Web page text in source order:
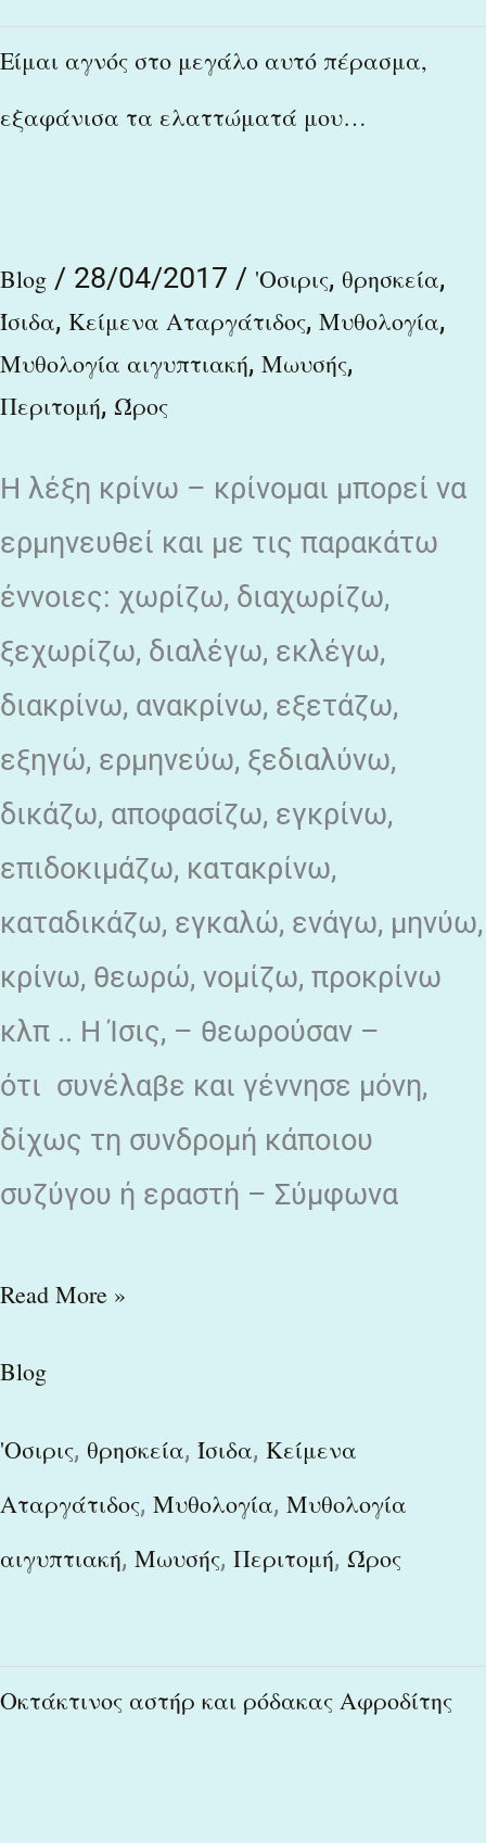
Είμαι αγνός στο μεγάλο αυτό πέρασμα,
εξαφάνισα τα ελαττώματά μου…
Blog / 28/04/2017 / 'Οσιρις, θρησκεία,
Ίσιδα, Κείμενα Αταργάτιδος, Μυθολογία,
Μυθολογία αιγυπτιακή, Μωυσής,
Περιτομή, Ώρος
H λέξη κρίνω – κρίνομαι μπορεί να
ερμηνευθεί και με τις παρακάτω
έννοιες: χωρίζω, διαχωρίζω,
ξεχωρίζω, διαλέγω, εκλέγω,
διακρίνω, ανακρίνω, εξετάζω,
εξηγώ, ερμηνεύω, ξεδιαλύνω,
δικάζω, αποφασίζω, εγκρίνω,
επιδοκιμάζω, κατακρίνω,
καταδικάζω, εγκαλώ, ενάγω, μηνύω,
κρίνω, θεωρώ, νομίζω, προκρίνω
κλπ .. Η Ίσις, – θεωρούσαν –
ότι συνέλαβε και γέννησε μόνη,
δίχως τη συνδρομή κάποιου
συζύγου ή εραστή – Σύμφωνα
Είμαι
στο
πέρασμα,
εξαφάνισα
τα
ελαττώματά
Read More »
Blog
'Οσιρις, θρησκεία, Ίσιδα, Κείμενα
Αταργάτιδος, Μυθολογία, Μυθολογία
αιγυπτιακή, Μωυσής, Περιτομή, Ώρος
Οκτάκτινος αστήρ και ρόδακας Αφροδίτης
Οκτάκτινος